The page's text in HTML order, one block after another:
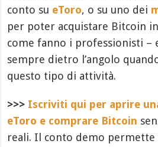
conto su eToro, o su uno dei
per poter acquistare Bitcoin
come fanno i professionisti –
sempre dietro l’angolo
questo tipo di attività.
>>> Iscriviti qui per aprire
eToro e comprare Bitcoin
reali. Il conto demo